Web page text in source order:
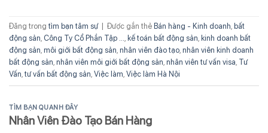
Đăng trong tìm bạn tâm sự Được gắn thẻ Bán hàng - Kinh doanh bất
động sản Công Ty Cổ Phần Tập ... kế toán bất động sản kinh doanh bất
động sản môi giới bất động sản nhân viên đào tạo nhân viên kinh doanh
bất động sản nhân viên môi giới bất động sản nhân viên tư vấn visa Tư
Vấn tư vấn bất động sản Việc làm Việc làm Hà Nội
TÌM BẠN QUANH ĐÂY
Nhân Viên Đào Tạo Bán Hàng